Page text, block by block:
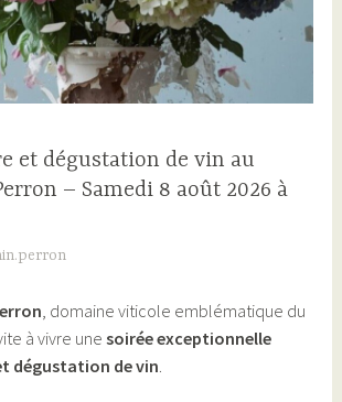
et dégustation de vin au
– Samedi 8 août 2026 à
, domaine viticole emblématique du
à vivre unesoirée exceptionnelle
dégustation de vin.